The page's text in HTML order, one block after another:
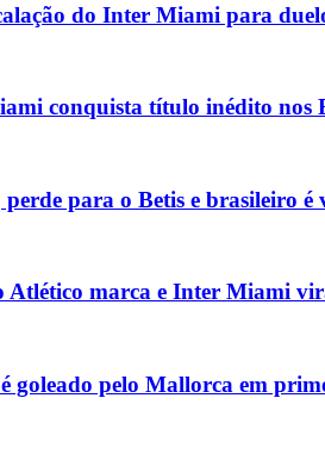
do Inter Miami para
conquista título inédito nos
para o Betis e brasileiro é
Atlético marca e Inter Miami
goleado pelo Mallorca em